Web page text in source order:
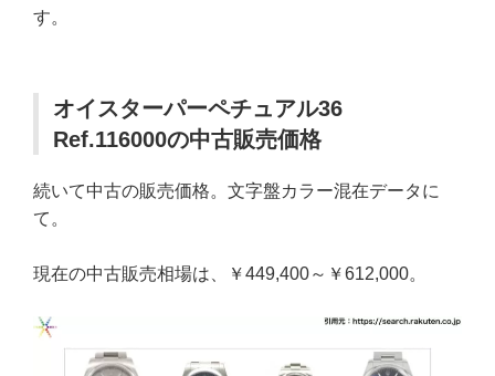
す。
オイスターパーペチュアル36
Ref.116000の中古販売価格
続いて中古の販売価格。文字盤カラー混在データに
て。
現在の中古販売相場は、￥449,400～￥612,000。